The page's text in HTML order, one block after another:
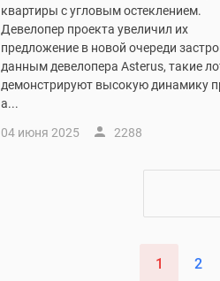
квартиры с угловым остеклением.
Девелопер проекта увеличил их
предложение в новой очереди
данным девелопера Asterus, такие
демонстрируют высокую динамику
а...
04 июня 2025 2288
1 2